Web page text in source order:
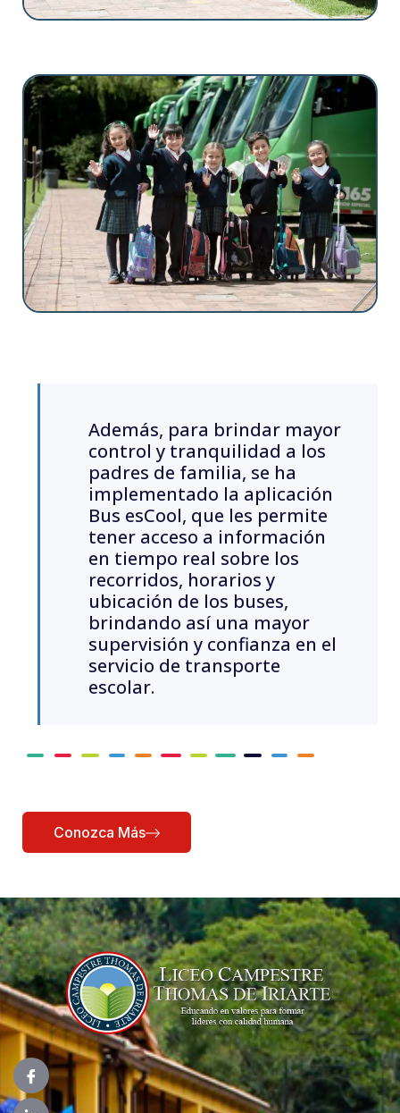
Además, para brindar mayor
control y tranquilidad a los
padres de familia, se ha
implementado la aplicación
Bus esCool, que les permite
tener acceso a información
en tiempo real sobre los
recorridos, horarios y
ubicación de los buses,
brindando así una mayor
supervisión y confianza en el
servicio de transporte
escolar.
Conozca Más